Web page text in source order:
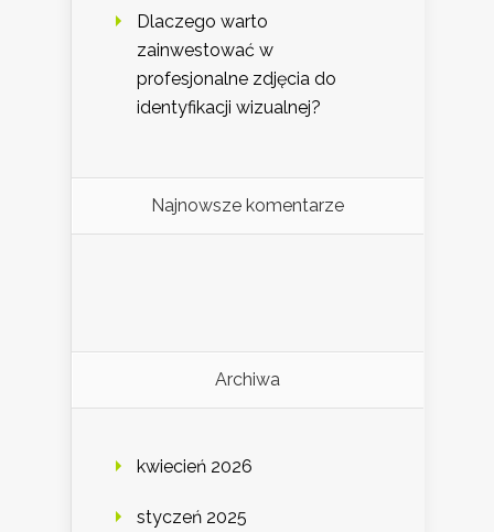
Dlaczego warto
zainwestować w
profesjonalne zdjęcia do
identyfikacji wizualnej?
Najnowsze komentarze
Archiwa
kwiecień 2026
styczeń 2025